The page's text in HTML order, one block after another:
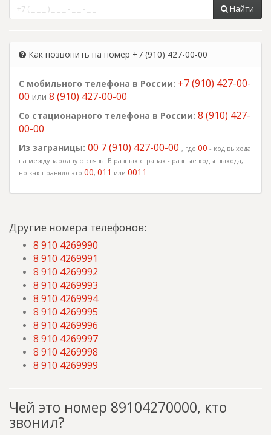
Найти
Как позвонить на номер +7 (910) 427-00-00
С мобильного телефона в России: +7 (910) 427-00-
00 или 8 (910) 427-00-00
Со стационарного телефона в России: 8 (910) 427-
00-00
Из заграницы: 00 7 (910) 427-00-00 , где 00 - код выхода
на международную связь. В разных странах - разные коды выхода,
но как правило это 00, 011 или 0011 .
Другие номера телефонов:
8 910 4269990
8 910 4269991
8 910 4269992
8 910 4269993
8 910 4269994
8 910 4269995
8 910 4269996
8 910 4269997
8 910 4269998
8 910 4269999
Чей это номер 89104270000, кто
звонил?